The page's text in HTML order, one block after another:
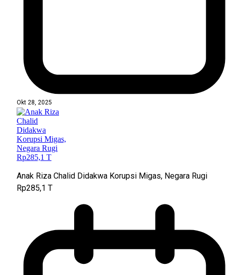
Okt 28, 2025
Anak Riza Chalid Didakwa Korupsi Migas, Negara Rugi
Rp285,1 T